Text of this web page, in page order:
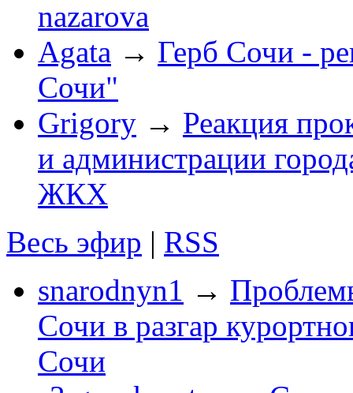
nazarova
Agata → Герб Сочи -
Сочи"
Grigory → Реакция
и администрации
ЖКХ
Весь эфир | RSS
snarodnyn1 →
Сочи в разгар
Сочи